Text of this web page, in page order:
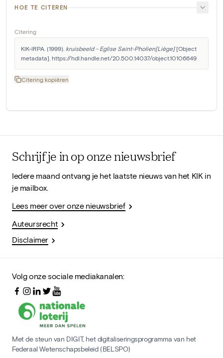
HOE TE CITEREN
Citering
KIK-IRPA. (1999). kruisbeeld - Eglise Saint-Pholien[Liège] [Object
metadata]. https://hdl.handle.net/20.500.14037/object.10106649
Citering kopiëren
Schrijf je in op onze nieuwsbrief
Iedere maand ontvang je het laatste nieuws van het KIK in
je mailbox.
Lees meer over onze nieuwsbrief
Auteursrecht
Disclaimer
Volg onze sociale mediakanalen:
Met de steun van DIGIT, het digitaliseringsprogramma van het
Federaal Wetenschapsbeleid (BELSPO)